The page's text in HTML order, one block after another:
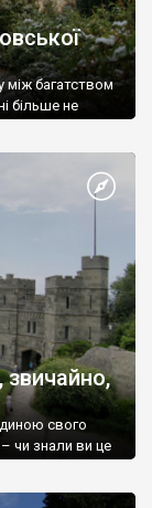
між багатством
більше не
звичайно,
свого
чи знали ви це